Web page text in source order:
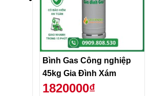
Bình Gas Công nghiệp
45kg Gia Đình Xám
1820000₫